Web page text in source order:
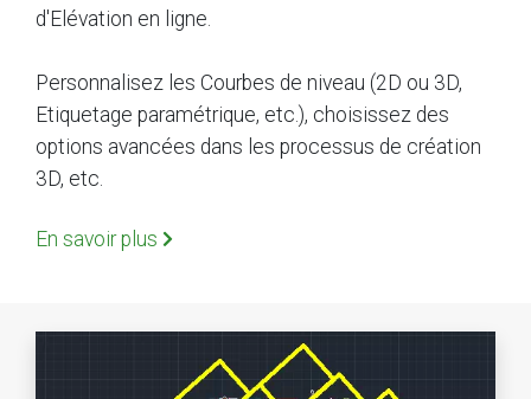
d'Elévation en ligne.
Personnalisez les Courbes de niveau (2D ou 3D,
Etiquetage paramétrique, etc.), choisissez des
options avancées dans les processus de création
3D, etc.
En savoir plus